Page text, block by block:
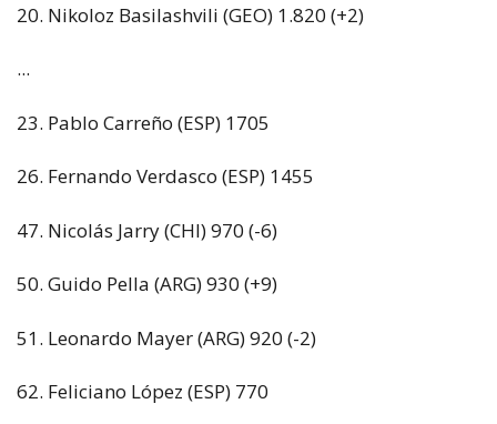
20. Nikoloz Basilashvili (GEO) 1.820 (+2)
...
23. Pablo Carreño (ESP) 1705
26. Fernando Verdasco (ESP) 1455
47. Nicolás Jarry (CHI) 970 (-6)
50. Guido Pella (ARG) 930 (+9)
51. Leonardo Mayer (ARG) 920 (-2)
62. Feliciano López (ESP) 770